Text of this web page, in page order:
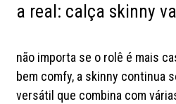
a real: calça skinny
não importa se o rolê é mais
bem comfy, a skinny continua
versátil que combina com